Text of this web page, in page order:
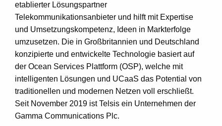
etablierter Lösungspartner
Telekommunikationsanbieter und hilft mit Expertise
und Umsetzungskompetenz, Ideen in Markterfolge
umzusetzen. Die in Großbritannien und Deutschland
konzipierte und entwickelte Technologie basiert auf
der Ocean Services Plattform (OSP), welche mit
intelligenten Lösungen und UCaaS das Potential von
traditionellen und modernen Netzen voll erschließt.
Seit November 2019 ist Telsis ein Unternehmen der
Gamma Communications Plc.